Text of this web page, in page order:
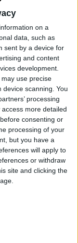
on a
data, such as
sent by a device for
and content
development.
use precise
scanning. You
processing
more detailed
consenting or
processing of your
but you have a
will apply to
or withdraw
site and clicking the
i
de la
seua trajectòria,
una
presentacions
debats,
i
de la
l’espai en
entre la